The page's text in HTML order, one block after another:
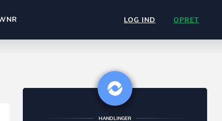
LOG IND OPRET
HANDLINGER